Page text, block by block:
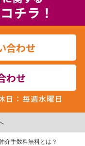
コチラ！
合わせ
わせ
日：毎週水曜日
介手数料無料とは？